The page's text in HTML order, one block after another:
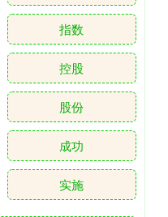
指数
控股
股份
成功
实施